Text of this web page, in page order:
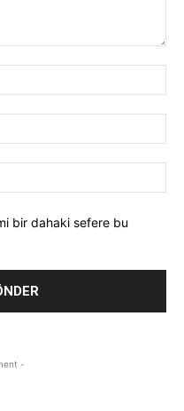
bir dahaki sefere bu
-